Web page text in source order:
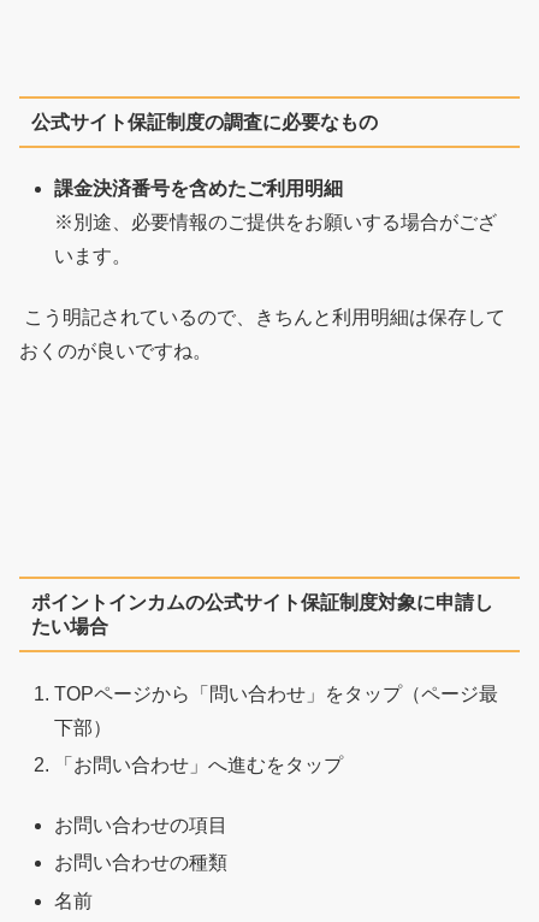
公式サイト保証制度の調査に必要なもの
課金決済番号を含めたご利用明細
※別途、必要情報のご提供をお願いする場合がござ
います。
こう明記されているので、きちんと利用明細は保存して
おくのが良いですね。
ポイントインカムの公式サイト保証制度対象に申請し
たい場合
TOPページから「問い合わせ」をタップ（ページ最
下部）
「お問い合わせ」へ進むをタップ
お問い合わせの項目
お問い合わせの種類
名前